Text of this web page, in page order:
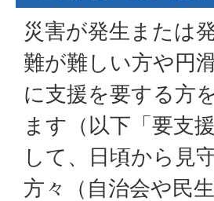
災害が発生または
難が難しい方や円
に支援を要する方
ます（以下「要支
して、日頃から見
方々（自治会や民